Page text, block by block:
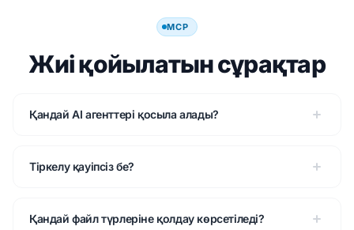
MCP
Жиі қойылатын сұрақтар
Қандай AI агенттері қосыла алады?
Тіркелу қауіпсіз бе?
Қандай файл түрлеріне қолдау көрсетіледі?